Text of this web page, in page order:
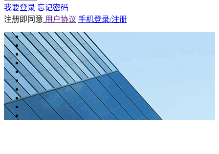
我要登录 忘记密码
注册即同意 用户协议 手机登录/注册